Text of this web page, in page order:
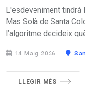
L'esdeveniment tindrà
Mas Solà de Santa
l’algoritme decideix
14 Maig 2026
LLEGIR MÉS